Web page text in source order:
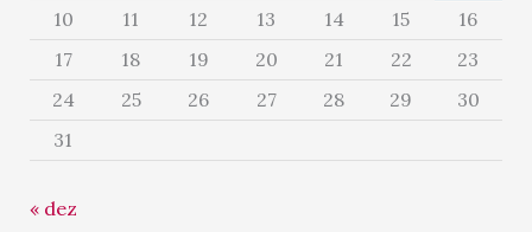
10
11 12 13 14 15
16
17
18 19 20 21 22
23
24
25 26 27 28 29
30
31
« dez